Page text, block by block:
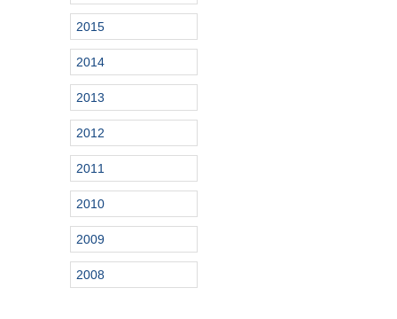
2015
2014
2013
2012
2011
2010
2009
2008